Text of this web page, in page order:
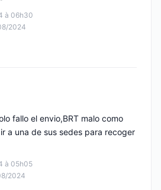
à 06h30
2024
à 05h05
2024
fallo el envio,BRT malo como
a una de sus sedes para recoger